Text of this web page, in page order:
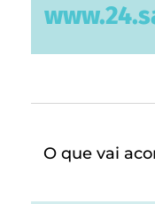
O que vai